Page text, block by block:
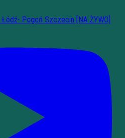
Pogoń Szczecin [NA ŻYWO]